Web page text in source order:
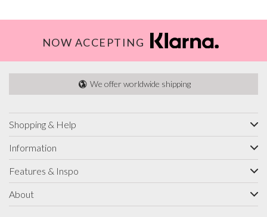
NOW ACCEPTING
We offer worldwide shipping
Shopping & Help
Information
Features & Inspo
About